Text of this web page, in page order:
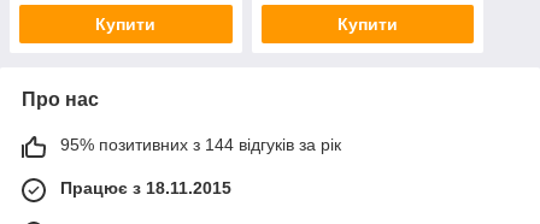
Купити Купити
Про нас
95% позитивних з 144 відгуків за рік
Працює з 18.11.2015